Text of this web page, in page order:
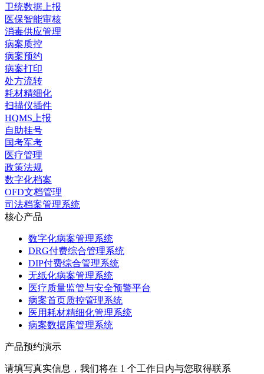
卫统数据上报
医保智能审核
消毒供应管理
病案质控
病案预约
病案打印
处方流转
耗材精细化
扫描仪插件
HQMS上报
自助挂号
国考军考
医疗管理
政策法规
数字化档案
OFD文档管理
司法档案管理系统
核心产品
数字化病案管理系统
DRG付费综合管理系统
DIP付费综合管理系统
无纸化病案管理系统
医疗质量监管与安全预警平台
病案首页质控管理系统
医用耗材精细化管理系统
病案数据库管理系统
产品预约演示
请填写真实信息，我们将在 1 个工作日内与您取得联系